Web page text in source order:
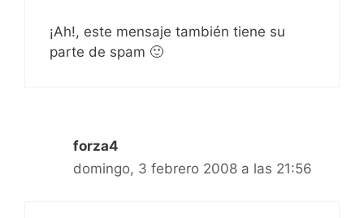
¡Ah!, este mensaje también tiene su
parte de spam 🙂
forza4
domingo, 3 febrero 2008 a las 21:56